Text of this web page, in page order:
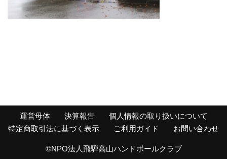
運営母体 決算報告
個人情報の取り扱いについて
特定商取引法に基づく表示
ご利用ガイド お問い合わせ
©NPO法人飛騨高山ハンドボールクラブ